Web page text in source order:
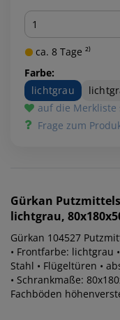
Menge
ca. 8 Tage ²⁾
Farbe:
lichtgrau
auf die Merkliste
Frage zum
Gürkan
lichtgrau,
Gürkan 104527
• Frontfarbe: lichtgrau
Stahl • Flügeltüren •
• Schrankmaße:
Fachböden